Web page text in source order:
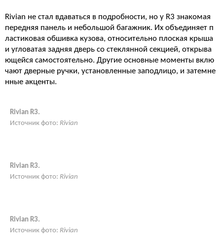
Rivian не стал вдаваться в подробности, но у R3 знакомая
передняя панель и небольшой багажник. Их объединяет п
ластиковая обшивка кузова, относительно плоская крыша
и угловатая задняя дверь со стеклянной секцией, открыва
ющейся самостоятельно. Другие основные моменты вклю
чают дверные ручки, установленные заподлицо, и затемне
нные акценты.
Rivian R3.
Источник фото: Rivian
Rivian R3.
Источник фото: Rivian
Rivian R3.
Источник фото: Rivian